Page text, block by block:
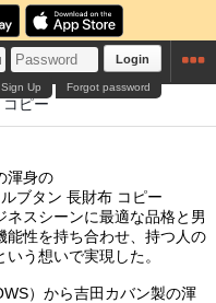
Login
Forgot password
Sign Up
ピー
渾身の
ルブタン 長財布 コピー
スシーンに最適な品格と男
能性を持ち合わせ、持つ人の
う想いで実現した。
）から吉田カバン製の渾